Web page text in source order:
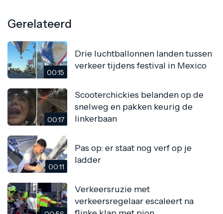
Gerelateerd
00:15
Drie luchtballonnen landen tussen
verkeer tijdens festival in Mexico
00:17
Scooterchickies belanden op de
snelweg en pakken keurig de
linkerbaan
00:11
Pas op: er staat nog verf op je
ladder
Verkeersruzie met
verkeersregelaar escaleert na